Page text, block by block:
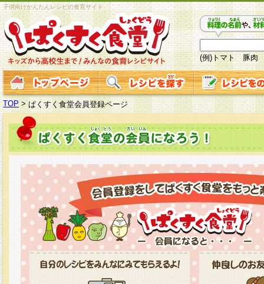
子供向けかんたんレシピの食育サイト
(例)トマト 豚肉
TOP > ぱくすく食堂会員登録ページ